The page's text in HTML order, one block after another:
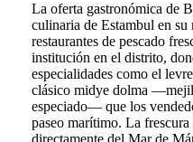
La oferta gastronómica de
culinaria de Estambul en
restaurantes de pescado
institución en el distrito,
especialidades como el
clásico midye dolma
especiado— que los
paseo marítimo. La